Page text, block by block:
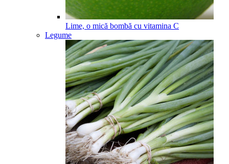
Lime, o mică bombă cu vitamina C
Legume